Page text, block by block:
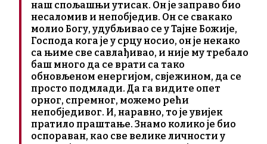
наш спољашњи утисак. Он је заправо био
несаломив и непобједив. Он се свакако
молио Богу, удубљивао се у Тајне Божије,
Господа кога је у срцу носио, он је некако
са њиме све савлађивао, и није му требало
баш много да се врати са тако
обновљеном енергијом, свјежином, да се
просто подмлади. Да га видите опет
орног, спремног, можемо рећи
непобједивог. И, наравно, то је увијек
пратило праштање. Знамо колико је био
оспораван, као све велике личности у